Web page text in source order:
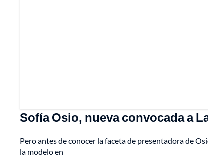
Sofía Osio, nueva convocada a
Pero antes de conocer la faceta de presentadora de
la modelo en